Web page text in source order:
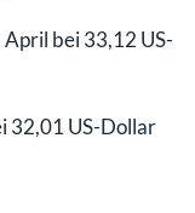
bei 33,12 US-
32,01 US-Dollar